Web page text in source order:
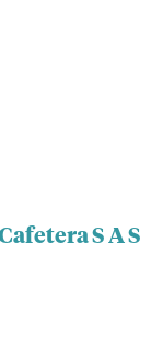
S A S